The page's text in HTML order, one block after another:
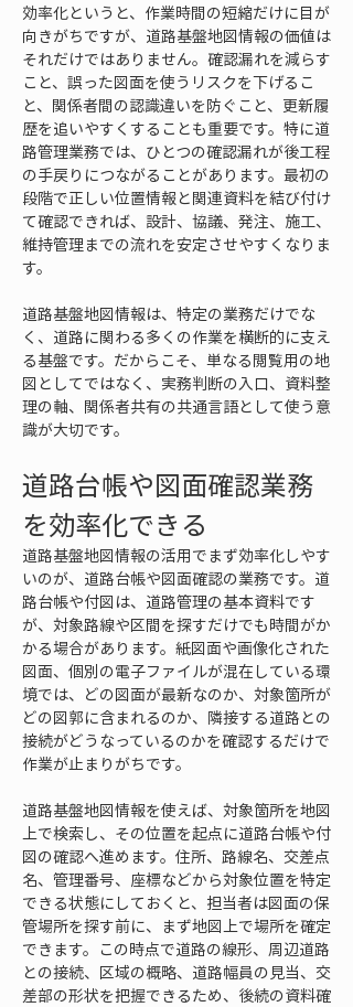
効率化というと、作業時間の短縮だけに目が
向きがちですが、道路基盤地図情報の価値は
それだけではありません。確認漏れを減らす
こと、誤った図面を使うリスクを下げるこ
と、関係者間の認識違いを防ぐこと、更新履
歴を追いやすくすることも重要です。特に道
路管理業務では、ひとつの確認漏れが後工程
の手戻りにつながることがあります。最初の
段階で正しい位置情報と関連資料を結び付け
て確認できれば、設計、協議、発注、施工、
維持管理までの流れを安定させやすくなりま
す。
道路基盤地図情報は、特定の業務だけでな
く、道路に関わる多くの作業を横断的に支え
る基盤です。だからこそ、単なる閲覧用の地
図としてではなく、実務判断の入口、資料整
理の軸、関係者共有の共通言語として使う意
識が大切です。
道路台帳や図面確認業務
を効率化できる
道路基盤地図情報の活用でまず効率化しやす
いのが、道路台帳や図面確認の業務です。道
路台帳や付図は、道路管理の基本資料です
が、対象路線や区間を探すだけでも時間がか
かる場合があります。紙図面や画像化された
図面、個別の電子ファイルが混在している環
境では、どの図面が最新なのか、対象箇所が
どの図郭に含まれるのか、隣接する道路との
接続がどうなっているのかを確認するだけで
作業が止まりがちです。
道路基盤地図情報を使えば、対象箇所を地図
上で検索し、その位置を起点に道路台帳や付
図の確認へ進めます。住所、路線名、交差点
名、管理番号、座標などから対象位置を特定
できる状態にしておくと、担当者は図面の保
管場所を探す前に、まず地図上で場所を確定
できます。この時点で道路の線形、周辺道路
との接続、区域の概略、道路幅員の見当、交
差部の形状を把握できるため、後続の資料確